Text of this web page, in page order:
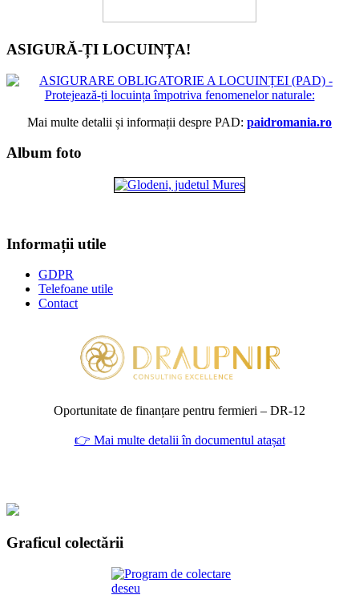
ASIGURĂ-ȚI LOCUINȚA!
Mai multe detalii și informații despre PAD: paidromania.ro
Album foto
Informații utile
GDPR
Telefoane utile
Contact
Oportunitate de finanțare pentru fermieri – DR‑12
👉 Mai multe detalii în documentul atașat
Graficul colectării